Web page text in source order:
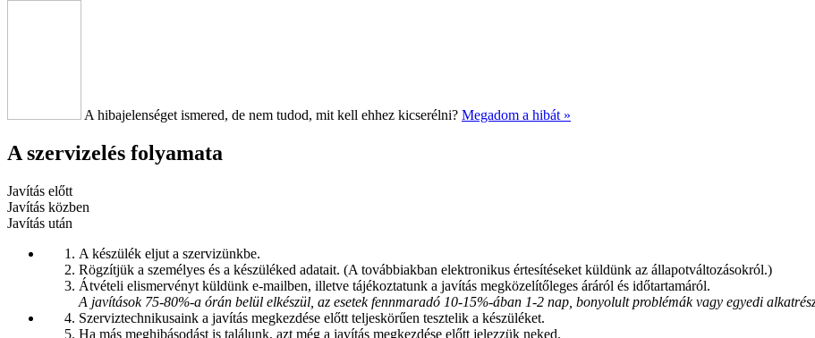
A hibajelenséget ismered, de nem tudod, mit kell ehhez kicserélni? Megadom a hibát »
A szervizelés folyamata
Javítás előtt
Javítás közben
Javítás után
A készülék eljut a szervizünkbe.
Rögzítjük a személyes és a készüléked adatait. (A továbbiakban elektronikus értesítéseket küldünk az állapotváltozásokról.)
Átvételi elismervényt küldünk e-mailben, illetve tájékoztatunk a javítás megközelítőleges áráról és időtartamáról.
A javítások 75-80%-a órán belül elkészül, az esetek fennmaradó 10-15%-ában 1-2 nap, bonyolult problémák vagy egyedi
Szerviztechnikusaink a javítás megkezdése előtt teljeskörűen tesztelik a készüléket.
Ha más meghibásodást is találunk, azt még a javítás megkezdése előtt jelezzük neked.